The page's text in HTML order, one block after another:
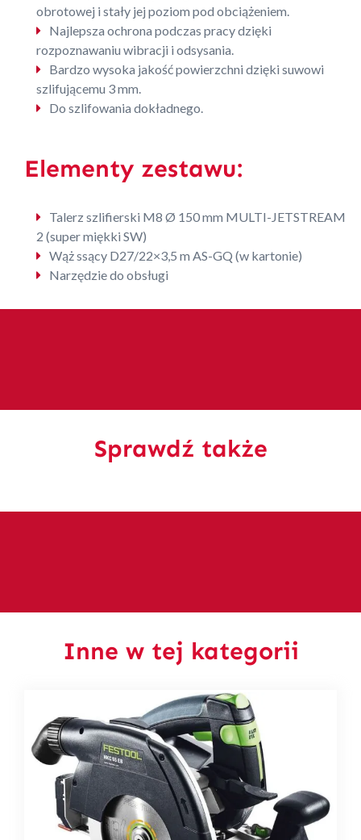
obrotowej i stały jej poziom pod obciążeniem.
Najlepsza ochrona podczas pracy dzięki
rozpoznawaniu wibracji i odsysania.
Bardzo wysoka jakość powierzchni dzięki suwowi
szlifującemu 3 mm.
Do szlifowania dokładnego.
Elementy zestawu:
Talerz szlifierski M8 Ø 150 mm MULTI-JETSTREAM
2 (super miękki SW)
Wąż ssący D27/22×3,5 m AS-GQ (w kartonie)
Narzędzie do obsługi
Sprawdź także
Inne w tej kategorii